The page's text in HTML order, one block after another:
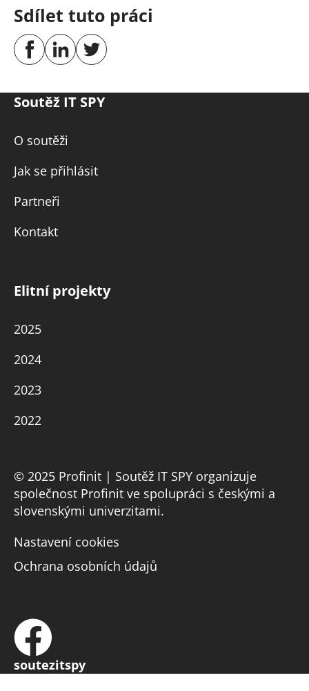
Sdílet tuto práci
Soutěž IT SPY
O soutěži
Jak se přihlásit
Partneři
Kontakt
Elitní projekty
2025
2024
2023
2022
© 2025 Profinit | Soutěž IT SPY organizuje
společnost Profinit ve spolupráci s českými a
slovenskými univerzitami.
Nastavení cookies
Ochrana osobních údajů
soutezitspy